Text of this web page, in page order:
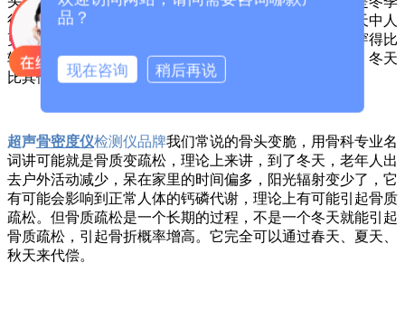
很多地方天寒地冻，地面常常会变得更加坚硬，在冰雪天中人
更加容易滑倒；二是当进入寒冷的冬天时，人们衣服会穿得比
较厚，导致行动上变得笨拙，中老年人尤其如此。因而，冬天
比其他季节更容易让人滑倒和骨折。
超声骨密度仪检测仪品牌我们常说的骨头变脆，用骨科专业名
词讲可能就是骨质变疏松，理论上来讲，到了冬天，老年人出
去户外活动减少，呆在家里的时间偏多，阳光辐射变少了，它
有可能会影响到正常人体的钙磷代谢，理论上有可能引起骨质
疏松。但骨质疏松是一个长期的过程，不是一个冬天就能引起
骨质疏松，引起骨折概率增高。它完全可以通过春天、夏天、
秋天来代偿。
品？
现在咨询 稍后再说